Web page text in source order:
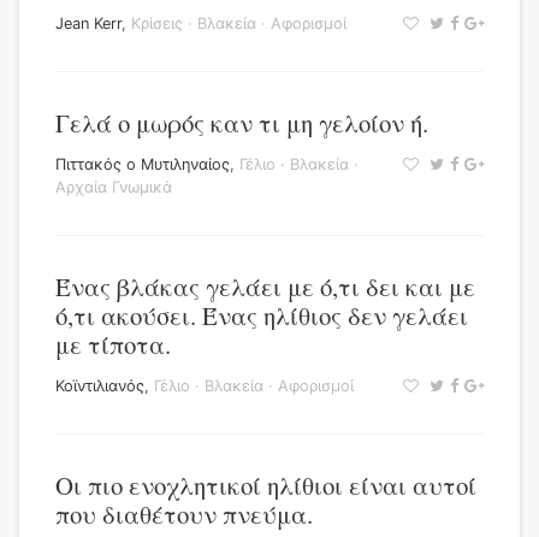
Jean Kerr, Κρίσεις · Βλακεία · Αφορισμοί
Γελά ο μωρός καν τι μη γελοίον ή.
Πιττακός ο Μυτιληναίος, Γέλιο · Βλακεία ·
Αρχαία Γνωμικά
Ένας βλάκας γελάει με ό,τι δει και με
ό,τι ακούσει. Ένας ηλίθιος δεν γελάει
με τίποτα.
Κοϊντιλιανός, Γέλιο · Βλακεία · Αφορισμοί
Οι πιο ενοχλητικοί ηλίθιοι είναι αυτοί
που διαθέτουν πνεύμα.